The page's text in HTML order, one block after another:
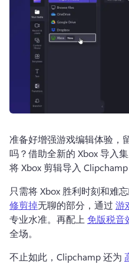
准备好增强游戏编辑体验，
吗？借助全新的 Xbox 导入
将 Xbox 剪辑导入
只需将 Xbox 胜利时刻和难
修剪掉无聊的部分，通过 游
专业水准。再配上 免版税音
全场。
不止如此，Clipchamp 还为